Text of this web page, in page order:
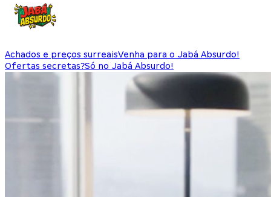
Achados e preços surreaisVenha para o Jabá Absurdo!
Ofertas secretas?Só no Jabá Absurdo!